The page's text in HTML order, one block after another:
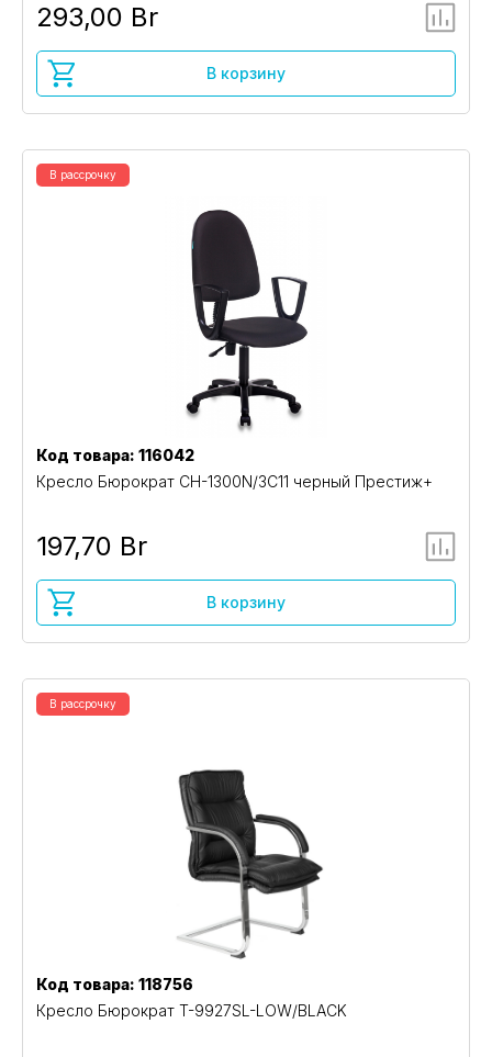
293,00 Br
В корзину
В рассрочку
Код товара: 116042
Кресло Бюрократ CH-1300N/3C11 черный Престиж+
197,70 Br
В корзину
В рассрочку
Код товара: 118756
Кресло Бюрократ T-9927SL-LOW/BLACK